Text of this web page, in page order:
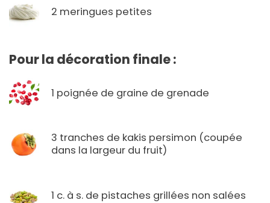
2 meringues petites
Pour la décoration finale :
1 poignée de graine de grenade
3 tranches de kakis persimon (coupée
dans la largeur du fruit)
1 c. à s. de pistaches grillées non salées